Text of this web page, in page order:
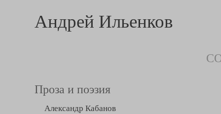
Андрей Ильенков
Проза и поэзия
Александр Кабанов